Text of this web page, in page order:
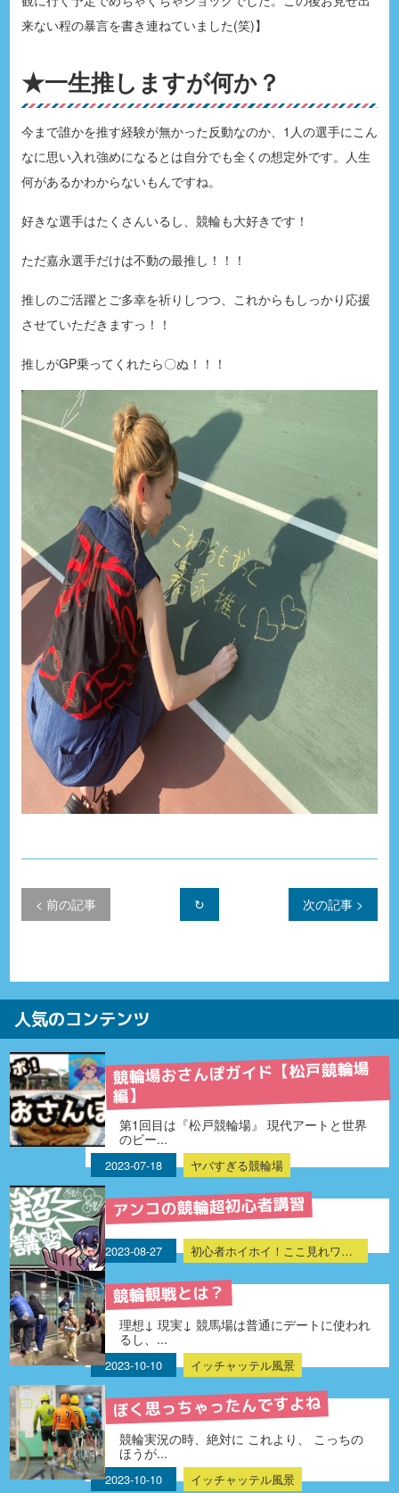
来ない程の暴言を書き連ねていました(笑)】
★一生推しますが何か？
今まで誰かを推す経験が無かった反動なのか、1人の選手にこん
なに思い入れ強めになるとは自分でも全くの想定外です。人生
何があるかわからないもんですね。
好きな選手はたくさんいるし、競輪も大好きです！
ただ嘉永選手だけは不動の最推し！！！
推しのご活躍とご多幸を祈りしつつ、これからもしっかり応援
させていただきますっ！！
推しがGP乗ってくれたら〇ぬ！！！
< 前の記事 次の記事 >
人気のコンテンツ
競輪場おさんぽガイド【松戸競輪場
編】
第1回目は『松戸競輪場』 現代アートと世界
のビー...
2023-07-18 ヤバすぎる競輪場
アンコの競輪超初心者講習
2023-08-27 初心者ホイホイ！ここ見れワンワン！
競輪観戦とは？
理想↓ 現実↓ 競馬場は普通にデートに使われ
るし、...
2023-10-10 イッチャッテル風景
ぼく思っちゃったんですよね
競輪実況の時、絶対に これより、 こっちの
ほうが...
2023-10-10 イッチャッテル風景